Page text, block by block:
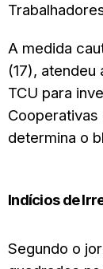
A medida
(17),
TCU para
determina o
Indícios de
Segundo o